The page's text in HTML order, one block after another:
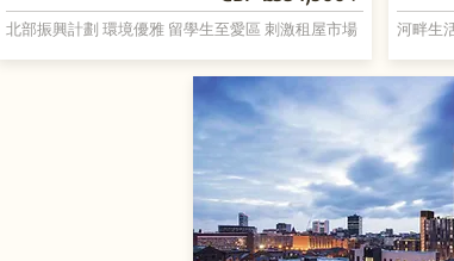
北部振興計劃 環境優雅 留學生至愛區 刺激租屋市場 河畔生